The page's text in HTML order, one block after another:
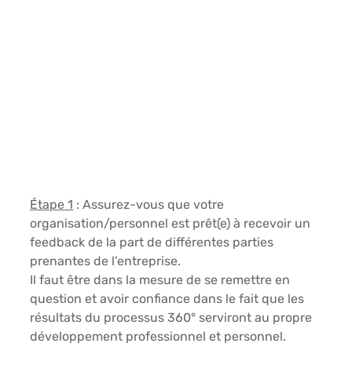
Étape 1 : Assurez-vous que votre
organisation/personnel est prêt(e) à recevoir un
feedback de la part de différentes parties
prenantes de l’entreprise.
Il faut être dans la mesure de se remettre en
question et avoir confiance dans le fait que les
résultats du processus 360° serviront au propre
développement professionnel et personnel.